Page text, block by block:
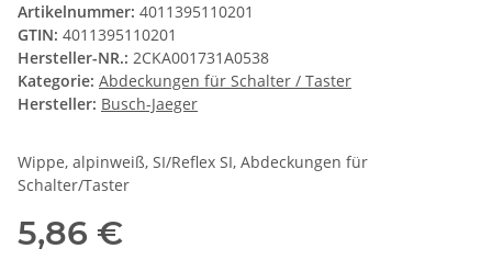
Artikelnummer: 4011395110201
GTIN: 4011395110201
Hersteller-NR.: 2CKA001731A0538
Kategorie: Abdeckungen für Schalter / Taster
Hersteller: Busch-Jaeger
Wippe, alpinweiß, SI/Reflex SI, Abdeckungen für
Schalter/Taster
5,86 €